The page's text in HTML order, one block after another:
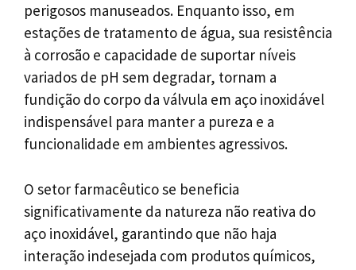
perigosos manuseados. Enquanto isso, em
estações de tratamento de água, sua resistência
à corrosão e capacidade de suportar níveis
variados de pH sem degradar, tornam a
fundição do corpo da válvula em aço inoxidável
indispensável para manter a pureza e a
funcionalidade em ambientes agressivos.
O setor farmacêutico se beneficia
significativamente da natureza não reativa do
aço inoxidável, garantindo que não haja
interação indesejada com produtos químicos,